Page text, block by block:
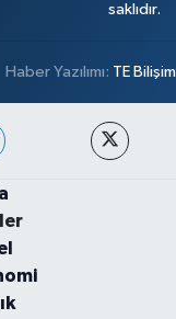
saklıdır.
Haber Yazılımı: TE Bilişim